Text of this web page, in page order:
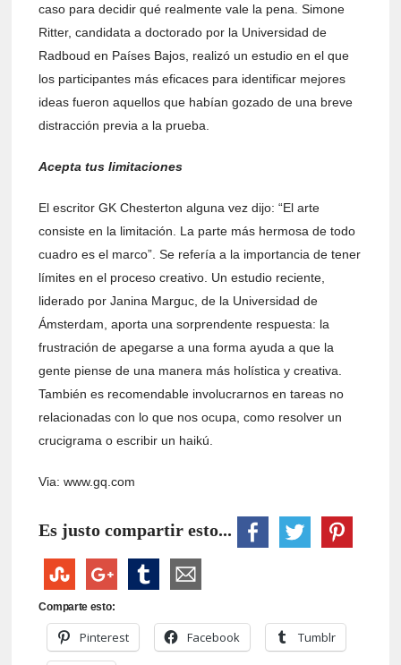
caso para decidir qué realmente vale la pena. Simone
Ritter, candidata a doctorado por la Universidad de
Radboud en Países Bajos, realizó un estudio en el que
los participantes más eficaces para identificar mejores
ideas fueron aquellos que habían gozado de una breve
distracción previa a la prueba.
Acepta tus limitaciones
El escritor GK Chesterton alguna vez dijo: “El arte
consiste en la limitación. La parte más hermosa de todo
cuadro es el marco”. Se refería a la importancia de tener
límites en el proceso creativo. Un estudio reciente,
liderado por Janina Marguc, de la Universidad de
Ámsterdam, aporta una sorprendente respuesta: la
frustración de apegarse a una forma ayuda a que la
gente piense de una manera más holística y creativa.
También es recomendable involucrarnos en tareas no
relacionadas con lo que nos ocupa, como resolver un
crucigrama o escribir un haikú.
Via: www.gq.com
Es justo compartir esto...
Comparte esto:
Pinterest Facebook Tumblr